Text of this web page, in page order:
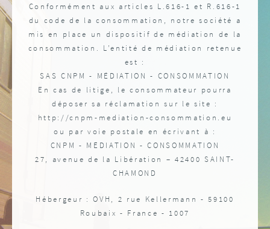
Conformément aux articles L.616-1 et R.616-1
du code de la consommation, notre société a
mis en place un dispositif de médiation de la
consommation. L’entité de médiation retenue
est :
SAS CNPM - MÉDIATION - CONSOMMATION
En cas de litige, le consommateur pourra
déposer sa réclamation sur le site :
http://cnpm-mediation-consommation.eu
ou par voie postale en écrivant à :
CNPM - MÉDIATION - CONSOMMATION
27, avenue de la Libération – 42400 SAINT-
CHAMOND
Hébergeur : OVH, 2 rue Kellermann - 59100
Roubaix - France - 1007